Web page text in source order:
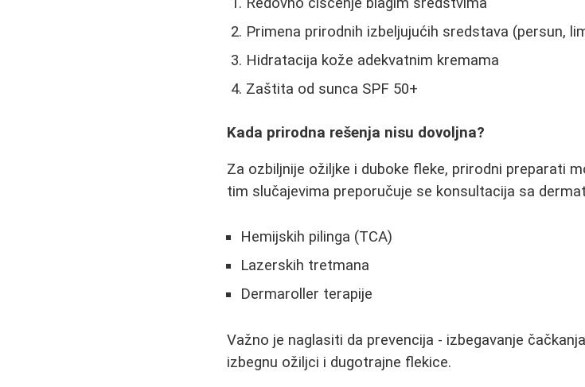
Primena prirodnih izbeljujućih sredstava (persun,
Hidratacija kože adekvatnim kremama
Zaštita od sunca SPF 50+
Kada prirodna rešenja nisu dovoljna?
Za ozbiljnije ožiljke i duboke fleke, prirodni preparati
tim slučajevima preporučuje se konsultacija sa
Hemijskih pilinga (TCA)
Lazerskih tretmana
Dermaroller terapije
Važno je naglasiti da prevencija - izbegavanje
izbegnu ožiljci i dugotrajne flekice.